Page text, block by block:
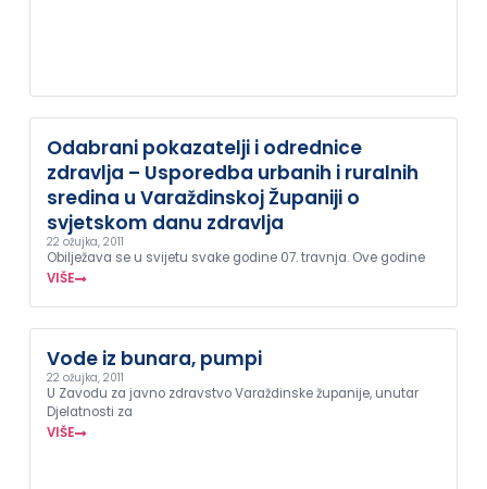
Odabrani pokazatelji i odrednice
zdravlja – Usporedba urbanih i ruralnih
sredina u Varaždinskoj Županiji o
svjetskom danu zdravlja
22 ožujka, 2011
Obilježava se u svijetu svake godine 07. travnja. Ove godine
VIŠE
Vode iz bunara, pumpi
22 ožujka, 2011
U Zavodu za javno zdravstvo Varaždinske županije, unutar
Djelatnosti za
VIŠE